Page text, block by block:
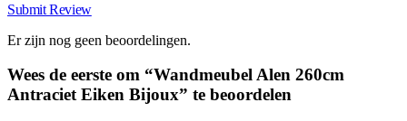
Submit Review
Er zijn nog geen beoordelingen.
Wees de eerste om “Wandmeubel Alen 260cm
Antraciet Eiken Bijoux” te beoordelen